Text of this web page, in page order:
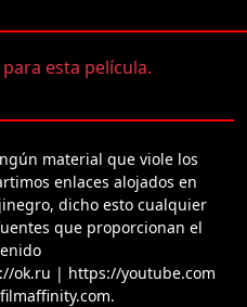
esta película.
material que viole los
enlaces alojados en
dicho esto cualquier
que proporcionan el
ok.ru | https://youtube.com